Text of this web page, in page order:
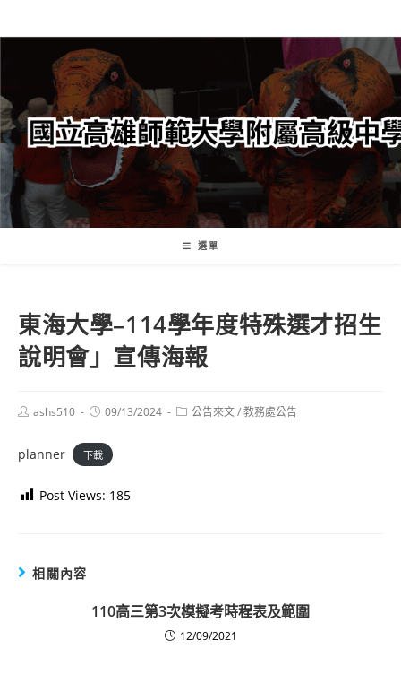
轉
要
內
容
選單
東海大學–114學年度特殊選才招生
說明會」宣傳海報
Postashs510
Post09/13/2024
Post公告來文/教務處公告
planner 下載
Post Views: 185
相關內容
110高三第3次模擬考時程表及範圍
12/09/2021